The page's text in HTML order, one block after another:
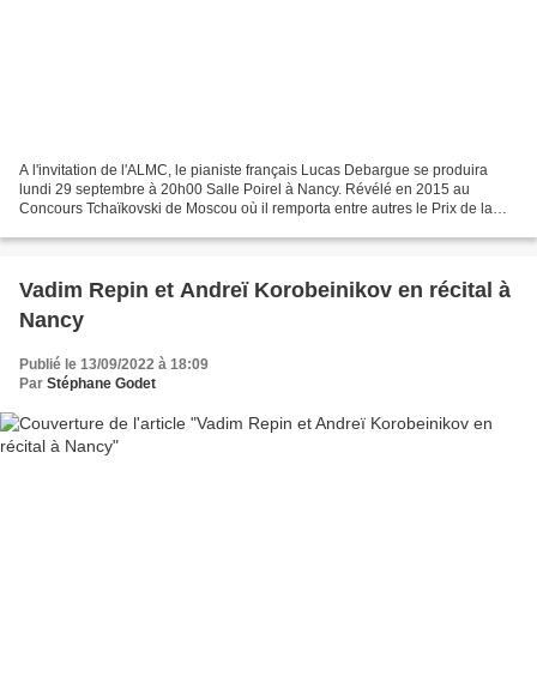
A l'invitation de l'ALMC, le pianiste français Lucas Debargue se produira
lundi 29 septembre à 20h00 Salle Poirel à Nancy. Révélé en 2015 au
Concours Tchaïkovski de Moscou où il remporta entre autres le Prix de la
Vadim Repin et Andreï Korobeinikov en récital à
Nancy
Publié le 13/09/2022 à 18:09
Par Stéphane Godet